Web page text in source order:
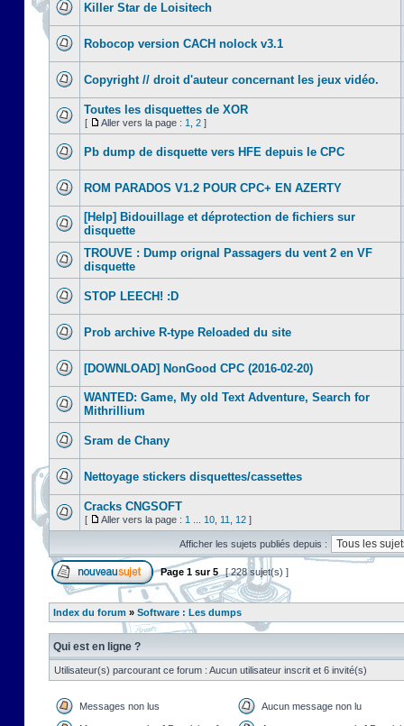
Killer Star de Loisitech
Robocop version CACH nolock v3.1
Copyright // droit d'auteur concernant les jeux vidéo.
Toutes les disquettes de XOR
[ Aller vers la page : 1 2 ]
Pb dump de disquette vers HFE depuis le CPC
ROM PARADOS V1.2 POUR CPC+ EN AZERTY
[Help] Bidouillage et déprotection de fichiers sur
disquette
TROUVE : Dump orignal Passagers du vent 2 en VF
disquette
STOP LEECH! :D
Prob archive R-type Reloaded du site
[DOWNLOAD] NonGood CPC (2016-02-20)
WANTED: Game, My old Text Adventure, Search for
Mithrillium
Sram de Chany
Nettoyage stickers disquettes/cassettes
Cracks CNGSOFT
[ Aller vers la page : 1 10 11 12 ]
Afficher les sujets publiés depuis :
Page 1 sur5 [ 228 sujet(s) ]
Index du forum » Software : Les dumps
Qui est en ligne ?
Utilisateur(s) parcourant ce forum : Aucun utilisateur inscrit et 6 invité(s)
Messages non lus Aucun message non lu